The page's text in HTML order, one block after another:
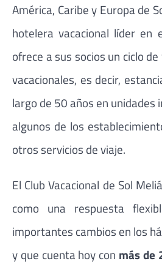
América, Caribe y Europa de
hotelera vacacional líder en
ofrece a sus socios un ciclo
vacacionales, es decir,
largo de 50 años en
algunos de los
otros servicios de viaje.
El Club Vacacional de Sol
como una respuesta
importantes cambios en los
y que cuenta hoy con más de